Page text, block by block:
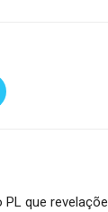
PL que